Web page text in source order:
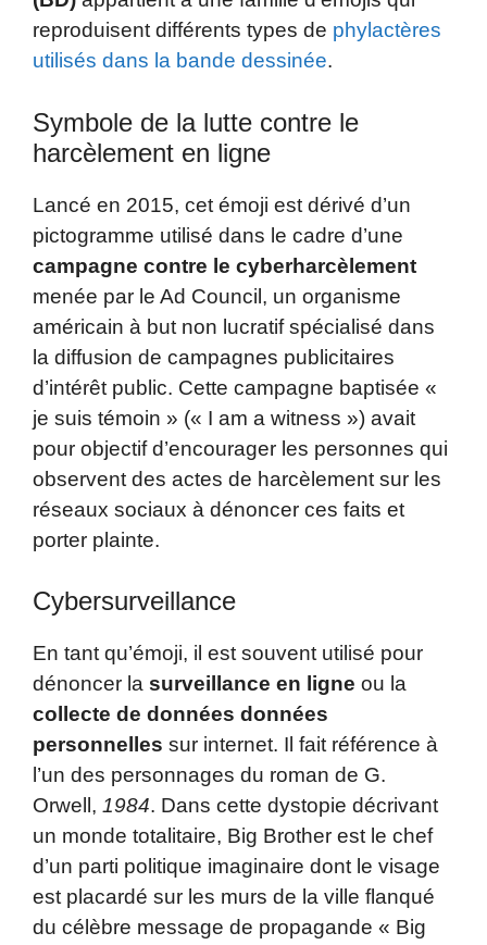
reproduisent différents types de phylactères
utilisés dans la bande dessinée.
Symbole de la lutte contre le
harcèlement en ligne
Lancé en 2015, cet émoji est dérivé d’un
pictogramme utilisé dans le cadre d’une
campagne contre le cyberharcèlement
menée par le Ad Council, un organisme
américain à but non lucratif spécialisé dans
la diffusion de campagnes publicitaires
d’intérêt public. Cette campagne baptisée «
je suis témoin » (« I am a witness ») avait
pour objectif d’encourager les personnes qui
observent des actes de harcèlement sur les
réseaux sociaux à dénoncer ces faits et
porter plainte.
Cybersurveillance
En tant qu’émoji, il est souvent utilisé pour
dénoncer la surveillance en ligne ou la
collecte de données données
personnelles sur internet. Il fait référence à
l’un des personnages du roman de G.
Orwell, 1984. Dans cette dystopie décrivant
un monde totalitaire, Big Brother est le chef
d’un parti politique imaginaire dont le visage
est placardé sur les murs de la ville flanqué
du célèbre message de propagande « Big